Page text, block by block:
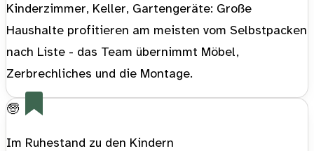
Kinderzimmer, Keller, Gartengeräte: Große
Haushalte profitieren am meisten vom Selbstpacken
nach Liste - das Team übernimmt Möbel,
Zerbrechliches und die Montage.
🧓
Im Ruhestand zu den Kindern